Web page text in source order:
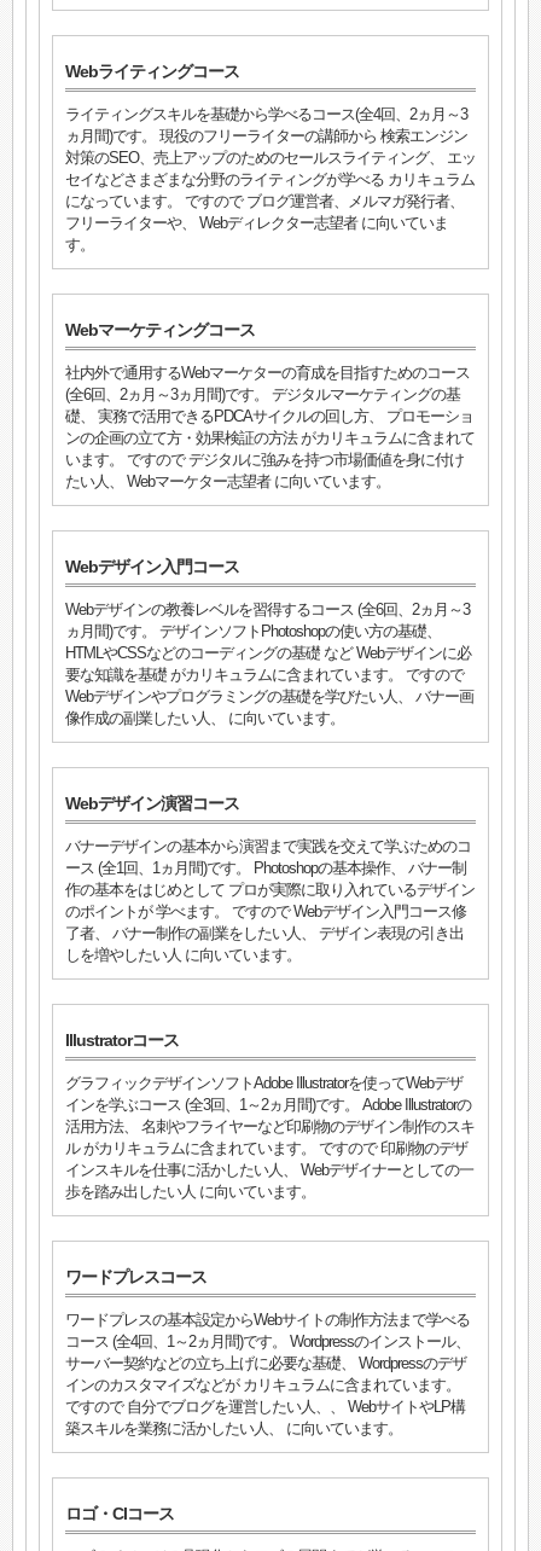
Webライティングコース
ライティングスキルを基礎から学べるコース(全4回、2ヵ月～3
ヵ月間)です。 現役のフリーライターの講師から 検索エンジン
対策のSEO、売上アップのためのセールスライティング、 エッ
セイなどさまざまな分野のライティングが学べる カリキュラム
になっています。 ですので ブログ運営者、メルマガ発行者、
フリーライターや、 Webディレクター志望者 に向いていま
す。
Webマーケティングコース
社内外で通用するWebマーケターの育成を目指すためのコース
(全6回、2ヵ月～3ヵ月間)です。 デジタルマーケティングの基
礎、 実務で活用できるPDCAサイクルの回し方、 プロモーショ
ンの企画の立て方・効果検証の方法 がカリキュラムに含まれて
います。 ですので デジタルに強みを持つ市場価値を身に付け
たい人、 Webマーケター志望者 に向いています。
Webデザイン入門コース
Webデザインの教養レベルを習得するコース (全6回、2ヵ月～3
ヵ月間)です。 デザインソフトPhotoshopの使い方の基礎、
HTMLやCSSなどのコーディングの基礎 など Webデザインに必
要な知識を基礎 がカリキュラムに含まれています。 ですので
Webデザインやプログラミングの基礎を学びたい人、 バナー画
像作成の副業したい人、 に向いています。
Webデザイン演習コース
バナーデザインの基本から演習まで実践を交えて学ぶためのコ
ース (全1回、1ヵ月間)です。 Photoshopの基本操作、 バナー制
作の基本をはじめとして プロが実際に取り入れているデザイン
のポイントが 学べます。 ですので Webデザイン入門コース修
了者、 バナー制作の副業をしたい人、 デザイン表現の引き出
しを増やしたい人 に向いています。
Illustratorコース
グラフィックデザインソフトAdobe Illustratorを使ってWebデザ
インを学ぶコース (全3回、1～2ヵ月間)です。 Adobe Illustratorの
活用方法、 名刺やフライヤーなど印刷物のデザイン制作のスキ
ル がカリキュラムに含まれています。 ですので 印刷物のデザ
インスキルを仕事に活かしたい人、 Webデザイナーとしての一
歩を踏み出したい人 に向いています。
ワードプレスコース
ワードプレスの基本設定からWebサイトの制作方法まで学べる
コース (全4回、1～2ヵ月間)です。 Wordpressのインストール、
サーバー契約などの立ち上げに必要な基礎、 Wordpressのデザ
インのカスタマイズなどが カリキュラムに含まれています。
ですので 自分でブログを運営したい人、、 WebサイトやLP構
築スキルを業務に活かしたい人、 に向いています。
ロゴ・CIコース